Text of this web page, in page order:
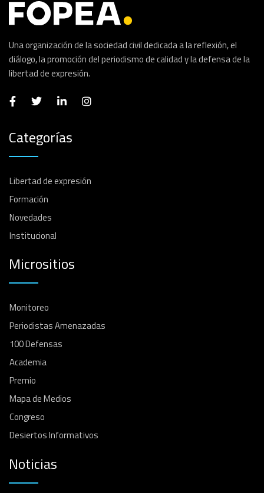
Una organización de la sociedad civil dedicada a la reflexión, el
diálogo, la promoción del periodismo de calidad y la defensa de la
libertad de expresión.
Categorías
Libertad de expresión
Formación
Novedades
Institucional
Micrositios
Monitoreo
Periodistas Amenazadas
100 Defensas
Academia
Premio
Mapa de Medios
Congreso
Desiertos Informativos
Noticias